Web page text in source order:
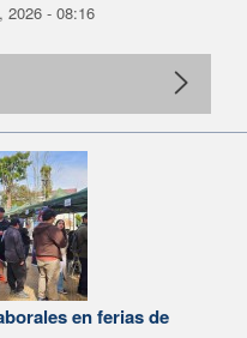
2026 - 08:16
en ferias de